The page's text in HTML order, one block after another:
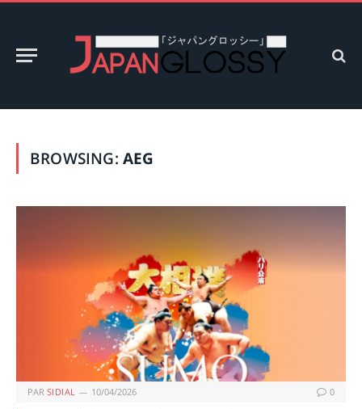
BROWSING: AEG
PAR SIDIAL 10/04/2026 0